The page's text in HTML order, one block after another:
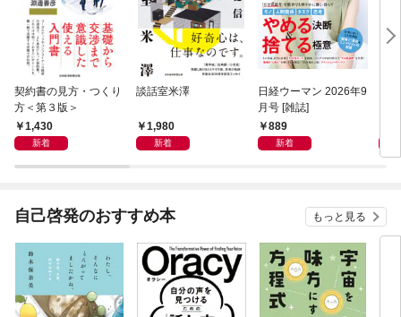
契約書の見方・つくり
方＜第３版＞
1,430
新着
談話室米澤
1,980
新着
日経ウーマン 2026年9
月号 [雑誌]
889
新着
自己啓発のおすすめ本 もっと見る